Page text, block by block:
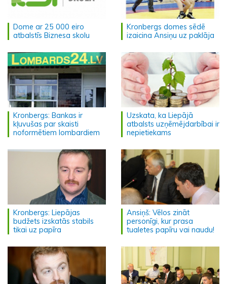
Dome ar 25 000 eiro
atbalstīs Biznesa skolu
Kronbergs domes sēdē
izaicina Ansiņu uz paklāja
Kronbergs: Bankas ir
kļuvušas par skaisti
noformētiem lombardiem
Uzskata, ka Liepājā
atbalsts uzņēmējdarbībai ir
nepietiekams
Kronbergs: Liepājas
budžets izskatās stabils
tikai uz papīra
Ansiņš: Vēlos zināt
personīgi, kur prasa
tualetes papīru vai naudu!